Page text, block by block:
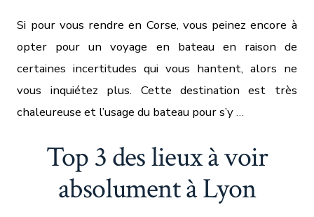
Si pour vous rendre en Corse, vous peinez encore à
opter pour un voyage en bateau en raison de
certaines incertitudes qui vous hantent, alors ne
vous inquiétez plus. Cette destination est très
chaleureuse et l’usage du bateau pour s’y…
Top 3 des lieux à voir
absolument à Lyon